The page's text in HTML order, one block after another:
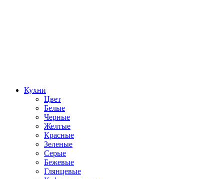
Кухни
Цвет
Белые
Черные
Желтые
Красные
Зеленые
Серые
Бежевые
Глянцевые